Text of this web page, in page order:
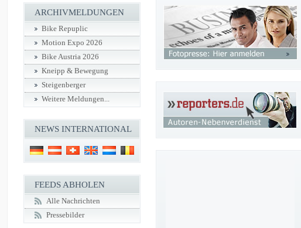
ARCHIVMELDUNGEN
Bike Repuplic
Motion Expo 2026
Bike Austria 2026
Kneipp & Bewegung
Steigenberger
Weitere Meldungen...
NEWS INTERNATIONAL
FEEDS ABHOLEN
Alle Nachrichten
Pressebilder